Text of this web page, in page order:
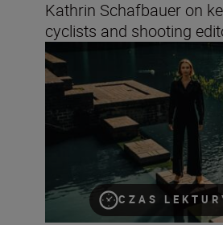
Kathrin Schafbauer on
cyclists and shooting
CZAS
Fashion photographer